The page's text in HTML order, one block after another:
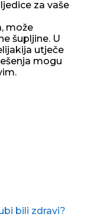
za vaše
može
šupljine. U
utječe
mogu
bili zdravi?